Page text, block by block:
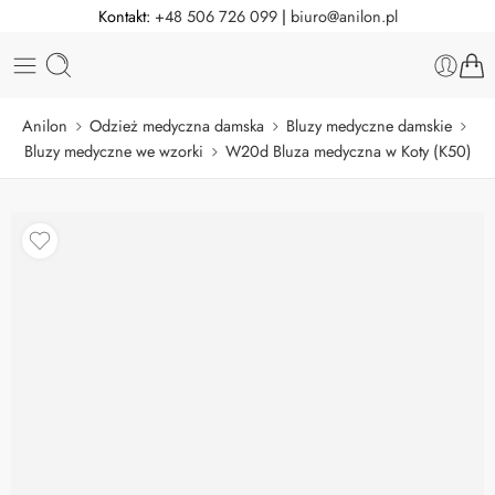
Kontakt: +48 506 726 099| biuro@anilon.pl
Anilon Odzież medyczna damska
Bluzy medyczne damskie
Bluzy medyczne we wzorki
W20d Bluza medyczna w Koty (K50)